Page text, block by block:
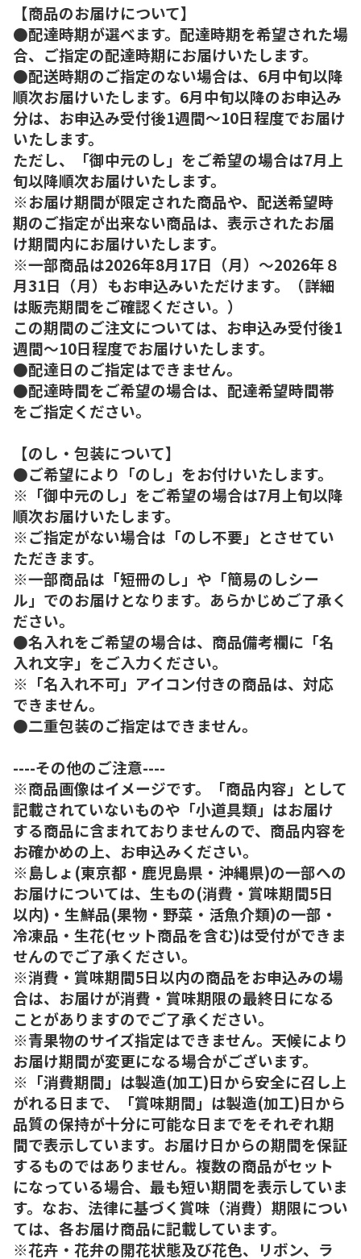
【商品のお届けについて】
●配達時期が選べます。配達時期を希望された場
合、ご指定の配達時期にお届けいたします。
●配送時期のご指定のない場合は、6月中旬以降
順次お届けいたします。6月中旬以降のお申込み
分は、お申込み受付後1週間～10日程度でお届け
いたします。
ただし、「御中元のし」をご希望の場合は7月上
旬以降順次お届けいたします。
※お届け期間が限定された商品や、配送希望時
期のご指定が出来ない商品は、表示されたお届
け期間内にお届けいたします。
※一部商品は2026年8月17日（月）～2026年８
月31日（月）もお申込みいただけます。（詳細
は販売期間をご確認ください。）
この期間のご注文については、お申込み受付後1
週間～10日程度でお届けいたします。
●配達日のご指定はできません。
●配達時間をご希望の場合は、配達希望時間帯
をご指定ください。
【のし・包装について】
●ご希望により「のし」をお付けいたします。
※「御中元のし」をご希望の場合は7月上旬以降
順次お届けいたします。
※ご指定がない場合は「のし不要」とさせてい
ただきます。
※一部商品は「短冊のし」や「簡易のしシー
ル」でのお届けとなります。あらかじめご了承く
ださい。
●名入れをご希望の場合は、商品備考欄に「名
入れ文字」をご入力ください。
※「名入れ不可」アイコン付きの商品は、対応
できません。
●二重包装のご指定はできません。
----その他のご注意----
※商品画像はイメージです。「商品内容」として
記載されていないものや「小道具類」はお届け
する商品に含まれておりませんので、商品内容を
お確かめの上、お申込みください。
※島しょ(東京都・鹿児島県・沖縄県)の一部への
お届けについては、生もの(消費・賞味期間5日
以内)・生鮮品(果物・野菜・活魚介類)の一部・
冷凍品・生花(セット商品を含む)は受付ができま
せんのでご了承ください。
※消費・賞味期間5日以内の商品をお申込みの場
合は、お届けが消費・賞味期限の最終日になる
ことがありますのでご了承ください。
※青果物のサイズ指定はできません。天候により
お届け期間が変更になる場合がございます。
※「消費期間」は製造(加工)日から安全に召し上
がれる日まで、「賞味期間」は製造(加工)日から
品質の保持が十分に可能な日までをそれぞれ期
間で表示しています。お届け日からの期間を保証
するものではありません。複数の商品がセット
になっている場合、最も短い期間を表示していま
す。なお、法律に基づく賞味（消費）期限につい
ては、各お届け商品に記載しています。
※花卉・花弁の開花状態及び花色、リボン、ラ